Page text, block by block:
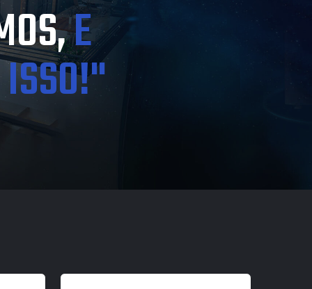
E
ISSO!"